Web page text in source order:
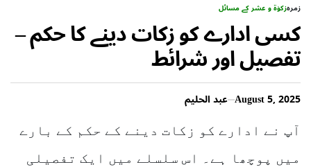
زمرہزکوٰۃ و عشر کے مسائل
کسی ادارے کو زکات دینے کا حکم –
تفصیل اور شرائط
August 5, 2025 عبد الحلیم
آپ نے ادارے کو زکات دینے کے حکم کے بارے
میں پوچھا ہے۔ اس سلسلے میں ایک تفصیلی